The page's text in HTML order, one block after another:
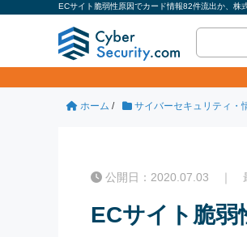
ECサイト脆弱性原因でカード情報82件流出か、株
ホーム / サイバーセキュリティ・
公開日：2020.07.03 ｜
ECサイト脆弱